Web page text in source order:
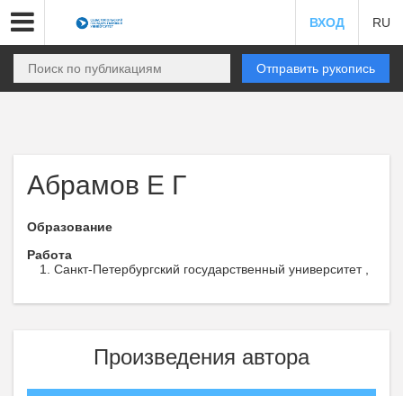
ВХОД RU
Отправить рукопись
Абрамов Е Г
Образование
Работа
Санкт-Петербургский государственный университет ,
Произведения автора